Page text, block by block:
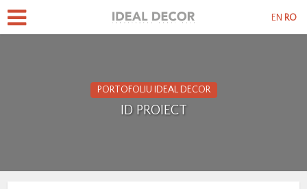
PORTOFOLIU IDEAL DECOR
ID PROIECT
EN RO